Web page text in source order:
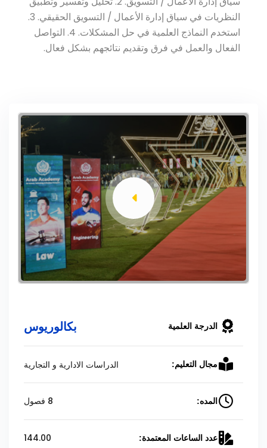
النظريات في سياق إدارة الأعمال / التسويق الحقيقي. 3.
استخدم النماذج العلمية في حل المشكلات. 4. التواصل
الفعال والعمل في فرق وتقديم نتائجهم بشكل فعال.
الدرجة العلمية بكالوريوس
مجال التعليم: الدراسات الادارية و التجارية
المده: 8 فصول
عدد الساعات المعتمدة: 144.00